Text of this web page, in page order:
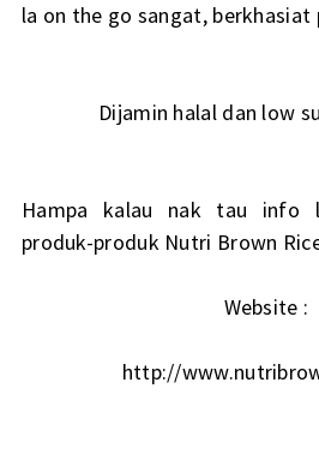
la on the go sangat, berkhasiat
Dijamin halal dan low
Hampa kalau nak tau info
produk-produk Nutri Brown
Website :
http://